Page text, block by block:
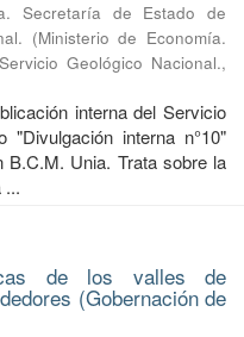
Secretaría de Estado de
(Ministerio de Economía.
Geológico Nacional.,
interna del Servicio
"Divulgación interna n°10"
B.C.M. Unia. Trata sobre la
...
de los valles de
(Gobernación de